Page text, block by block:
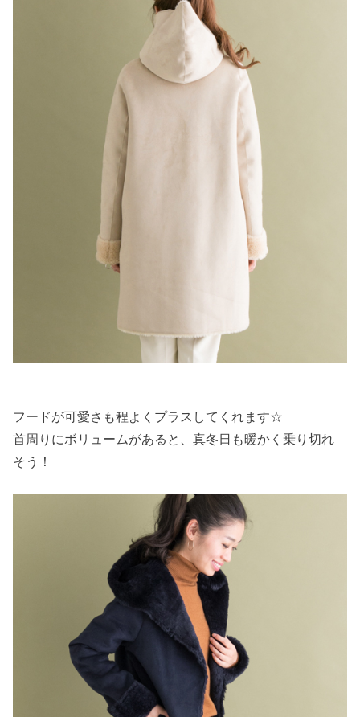
フードが可愛さも程よくプラスしてくれます☆
首周りにボリュームがあると、真冬日も暖かく乗り切れ
そう！